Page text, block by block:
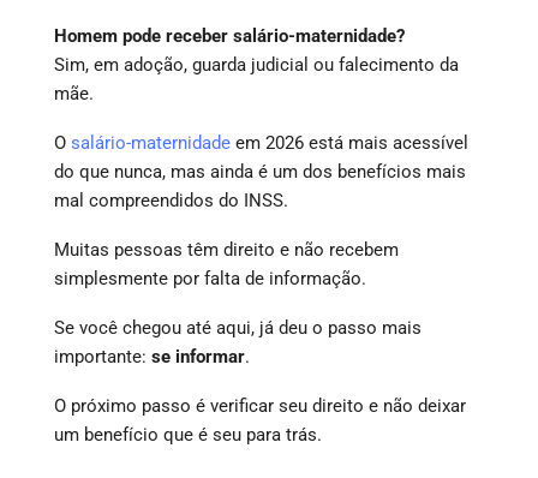
Homem pode receber salário-maternidade?
Sim, em adoção, guarda judicial ou falecimento da
mãe.
O salário-maternidade em 2026 está mais acessível
do que nunca, mas ainda é um dos benefícios mais
mal compreendidos do INSS.
Muitas pessoas têm direito e não recebem
simplesmente por falta de informação.
Se você chegou até aqui, já deu o passo mais
importante: se informar.
O próximo passo é verificar seu direito e não deixar
um benefício que é seu para trás.